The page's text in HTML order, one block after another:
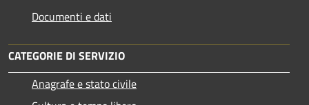
Documenti e dati
CATEGORIE DI SERVIZIO
Anagrafe e stato civile